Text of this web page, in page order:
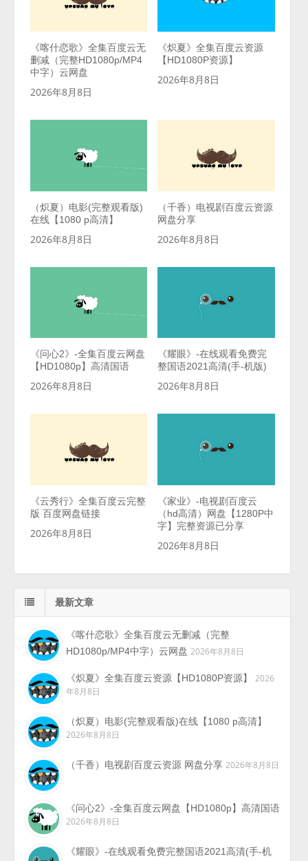
《喀什恋歌》全集百度云无
删减（完整HD1080p/MP4
中字）云网盘
2026年8月8日
《炽夏》全集百度云资源
【HD1080P资源】
2026年8月8日
（炽夏）电影(完整观看版)
在线【1080 p高清】
2026年8月8日
（千香）电视剧百度云资源
网盘分享
2026年8月8日
《问心2》-全集百度云网盘
【HD1080p】高清国语
2026年8月8日
《耀眼》-在线观看免费完
整国语2021高清(手-机版)
2026年8月8日
《云秀行》全集百度云完整
版 百度网盘链接
2026年8月8日
《家业》-电视剧百度云
（hd高清）网盘【1280P中
字】完整资源已分享
2026年8月8日
最新文章
《喀什恋歌》全集百度云无删减（完整
HD1080p/MP4中字）云网盘 2026年8月8日
《炽夏》全集百度云资源【HD1080P资源】
2026
年8月8日
（炽夏）电影(完整观看版)在线【1080 p高清】
2026年8月8日
（千香）电视剧百度云资源 网盘分享 2026年8月8日
《问心2》-全集百度云网盘【HD1080p】高清国语
2026年8月8日
《耀眼》-在线观看免费完整国语2021高清(手-机